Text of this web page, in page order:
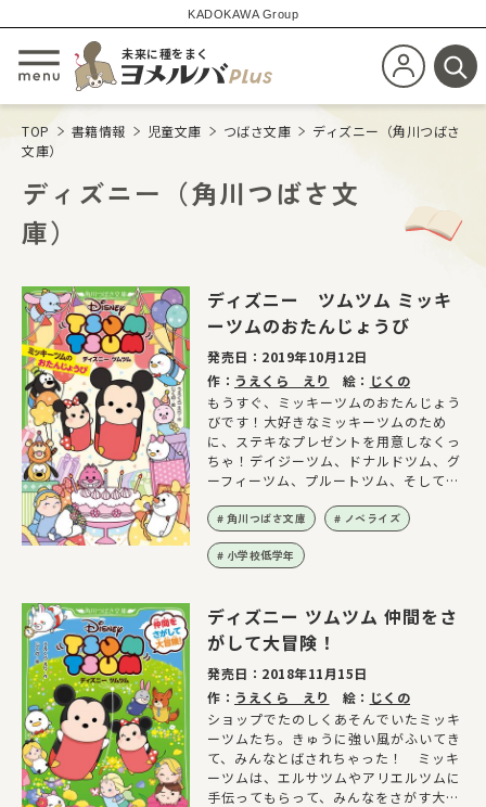
KADOKAWA Group
メニューを開閉する
未来に種をまく
新規会員登
検
TOP 書籍情報 児童文庫 つばさ文庫
ディズニー（角川つばさ
文庫）
ディズニー（角川つばさ文
庫）
ディズニー ツムツム ミッキ
ーツムのおたんじょうび
発売日： 2019年10月12日
作： うえくら えり 絵： じくの
もうすぐ、ミッキーツムのおたんじょう
びです！大好きなミッキーツムのため
に、ステキなプレゼントを用意しなくっ
ちゃ！デイジーツム、ドナルドツム、グ
ーフィーツム、プルートツム、そしてミ
出かけました。ショップではミッキーツ
ムが、ダンボツムたちといっしょに、ケ
ーキとごちそうを作ってまっています。
ツム」の大人気オリジナル小説だよ♪
角川つばさ文庫 ノベライズ
小学校低学年
ディズニー ツムツム 仲間をさ
がして大冒険！
発売日： 2018年11月15日
作： うえくら えり 絵： じくの
ショップでたのしくあそんでいたミッキ
ーツムたち。きゅうに強い風がふいてき
て、みんなとばされちゃった！ ミッキ
ーツムは、エルサツムやアリエルツムに
手伝ってもらって、みんなをさがす大冒